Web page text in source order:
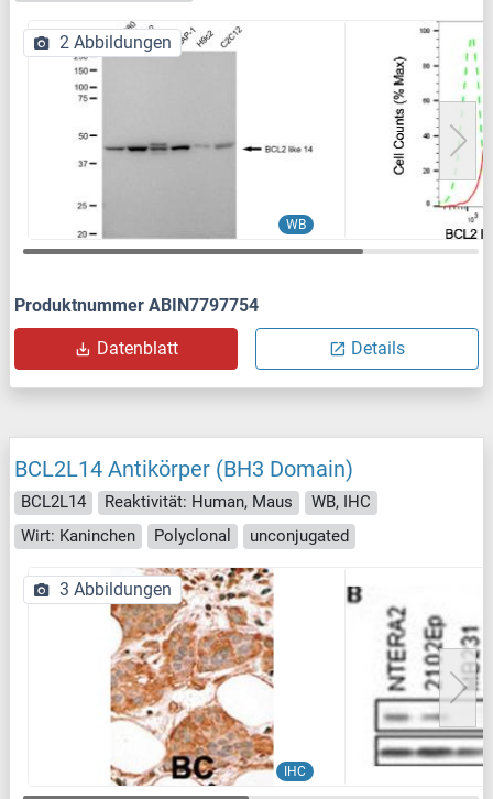
WB
2 Abbildungen
Produktnummer ABIN7797754
Datenblatt Details
BCL2L14 Antikörper (BH3 Domain)
BCL2L14 Reaktivität: Human, Maus
WB, IHC
Wirt: Kaninchen
Polyclonal unconjugated
IHC
3 Abbildungen